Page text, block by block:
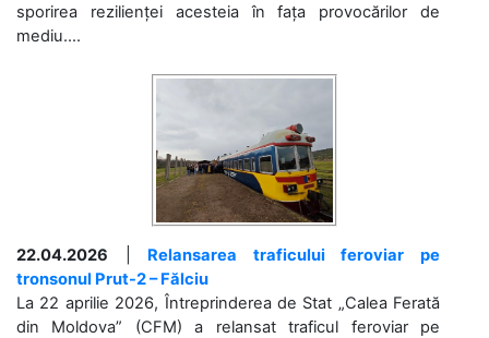
sporirea rezilienței acesteia în fața provocărilor de
mediu....
22.04.2026
Relansarea traficului feroviar pe
tronsonul Prut-2 – Fălciu
La 22 aprilie 2026, Întreprinderea de Stat „Calea Ferată
din Moldova” (CFM) a relansat traficul feroviar pe